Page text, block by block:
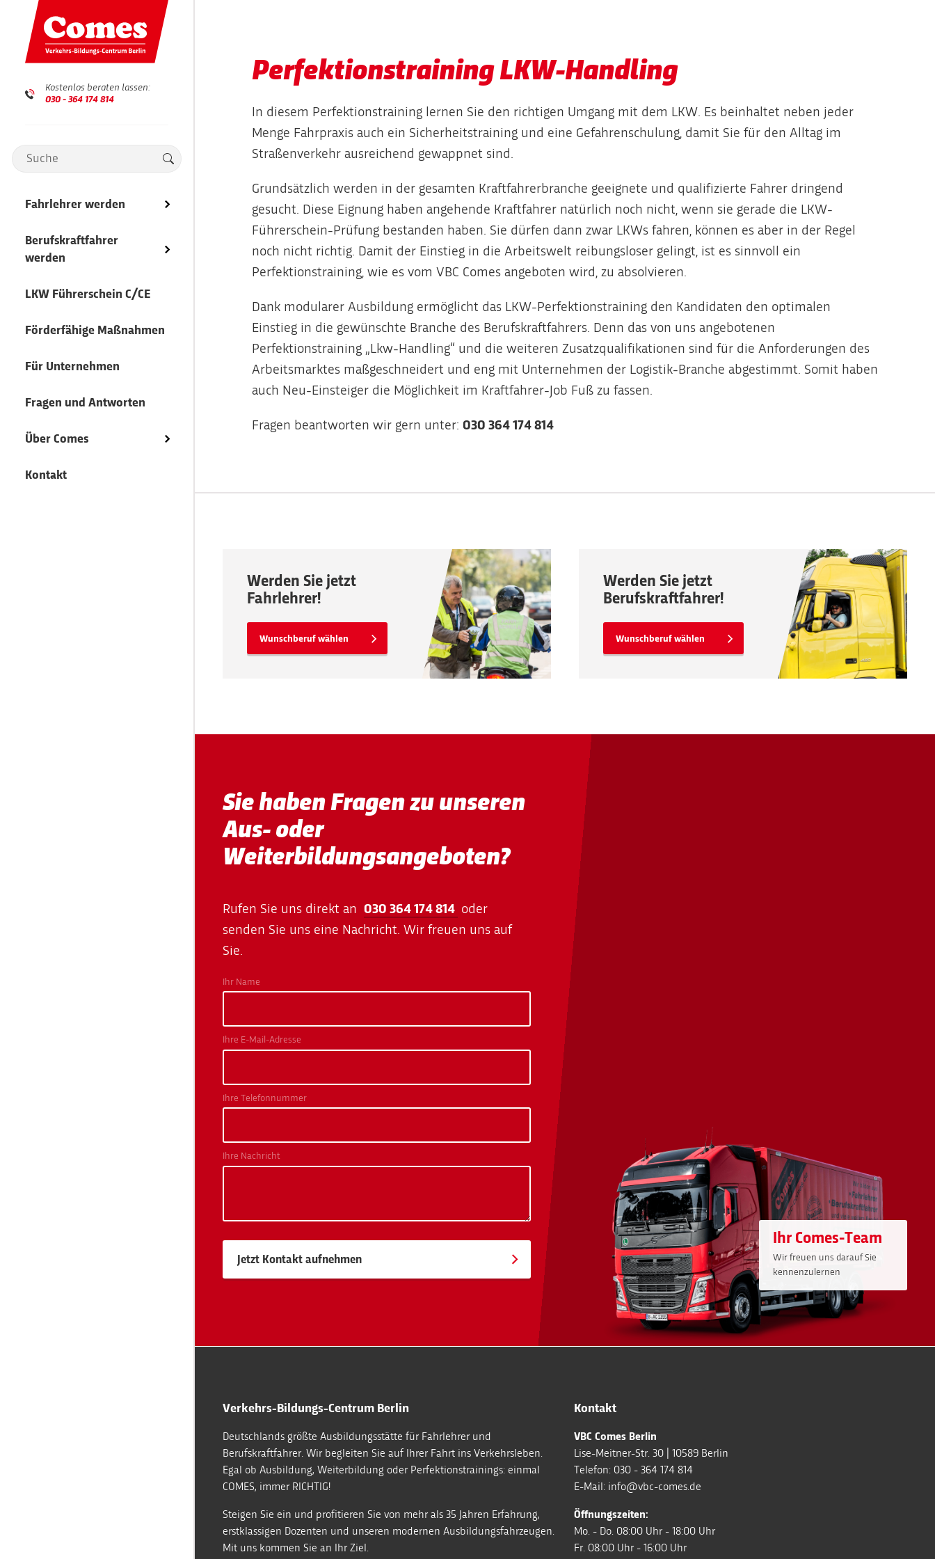
Kostenlos beraten lassen:
030 - 364 174 814
Fahrlehrer werden
Ausbildungsübersicht
Fahrlehrerausbildung
Berufskraftfahrer
werden
Ausbildungsübersicht
Lkw-Fahrer
Servicefahrer
Weiterbildung
Lehrgangstermine
Infotage
Förderfähige
LKW Führerschein C/CE
Förderfähige Maßnahmen
Für Unternehmen
Fragen und Antworten
Über Comes
Übersicht
Mitarbeiter
Kontakt
Perfektionstraining LKW-Handling
In diesem Perfektionstraining lernen Sie den richtigen Umgang mit dem LKW. Es beinhaltet neben jeder
Menge Fahrpraxis auch ein Sicherheitstraining und eine Gefahrenschulung, damit Sie für den Alltag im
Straßenverkehr ausreichend gewappnet sind.
Grundsätzlich werden in der gesamten Kraftfahrerbranche geeignete und qualifizierte Fahrer dringend
gesucht. Diese Eignung haben angehende Kraftfahrer natürlich noch nicht, wenn sie gerade die LKW-
Führerschein-Prüfung bestanden haben. Sie dürfen dann zwar LKWs fahren, können es aber in der Regel
noch nicht richtig. Damit der Einstieg in die Arbeitswelt reibungsloser gelingt, ist es sinnvoll ein
Perfektionstraining, wie es vom VBC Comes angeboten wird, zu absolvieren.
Dank modularer Ausbildung ermöglicht das LKW-Perfektionstraining den Kandidaten den optimalen
Einstieg in die gewünschte Branche des Berufskraftfahrers. Denn das von uns angebotenen
Perfektionstraining „Lkw-Handling“ und die weiteren Zusatzqualifikationen sind für die Anforderungen des
Arbeitsmarktes maßgeschneidert und eng mit Unternehmen der Logistik-Branche abgestimmt. Somit haben
auch Neu-Einsteiger die Möglichkeit im Kraftfahrer-Job Fuß zu fassen.
Fragen beantworten wir gern unter: 030 364 174 814
Werden Sie jetzt
Fahrlehrer!
Wunschberuf wählen
Werden Sie jetzt
Berufskraftfahrer!
Wunschberuf wählen
Sie haben Fragen zu unseren
Aus- oder
Weiterbildungsangeboten?
Rufen Sie uns direkt an 030 364 174 814 oder
senden Sie uns eine Nachricht. Wir freuen uns auf
Sie.
Ihr Name
Ihre E-Mail-Adresse
Ihre Telefonnummer
Ihre Nachricht
Jetzt Kontakt aufnehmen
Ihr Comes-Team
Wir freuen uns darauf Sie
kennenzulernen
Verkehrs-Bildungs-Centrum Berlin
Deutschlands größte Ausbildungsstätte für Fahrlehrer und
Berufskraftfahrer. Wir begleiten Sie auf Ihrer Fahrt ins Verkehrsleben.
Egal ob Ausbildung, Weiterbildung oder Perfektionstrainings: einmal
COMES, immer RICHTIG!
Steigen Sie ein und profitieren Sie von mehr als 35 Jahren Erfahrung,
erstklassigen Dozenten und unseren modernen Ausbildungsfahrzeugen.
Mit uns kommen Sie an Ihr Ziel.
Kontakt
VBC Comes Berlin
Lise-Meitner-Str. 30| 10589 Berlin
Telefon: 030 - 364 174 814
E-Mail: info@vbc-comes.de
Öffnungszeiten:
Mo. - Do. 08:00 Uhr - 18:00 Uhr
Fr. 08:00 Uhr - 16:00 Uhr